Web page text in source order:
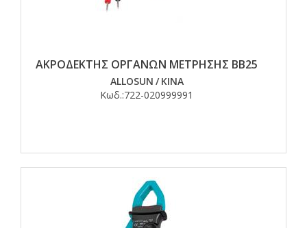
ΑΚΡΟΔΕΚΤΗΣ ΟΡΓΑΝΩΝ ΜΕΤΡΗΣΗΣ ΒΒ25
ALLOSUN / ΚΙΝΑ
Κωδ.:722-020999991